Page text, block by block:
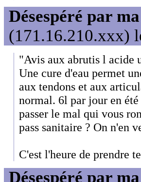
Désespéré par
(171.16.210.xxx)
"Avis aux abrutis l acide
Une cure d'eau permet
aux tendons et aux
normal. 6l par jour en
passer le mal qui vous
pass sanitaire ? On n'en
C'est l'heure de prendre
Désespéré par